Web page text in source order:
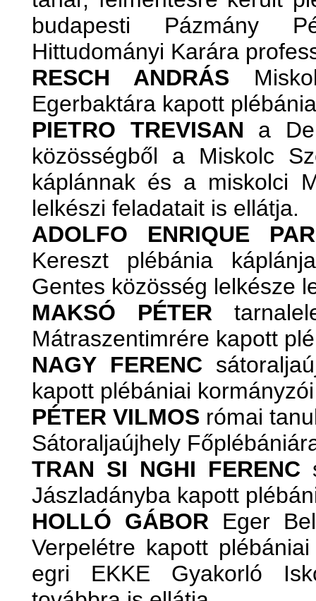
budapesti Pázmány
Hittudományi Karára
RESCH ANDRÁS
Egerbaktára kapott
PIETRO TREVISAN a
közösségből a Miskolc
káplánnak és a miskolci
lelkészi feladatait is ellátja.
ADOLFO ENRIQUE
Kereszt plébánia
Gentes közösség lelkésze
MAKSÓ PÉTER
Mátraszentimrére kapott
NAGY FERENC
kapott plébániai
PÉTER VILMOS római
Sátoraljaújhely
TRAN SI NGHI FERENC
Jászladányba kapott
HOLLÓ GÁBOR Eger
Verpelétre kapott
egri EKKE Gyakorló